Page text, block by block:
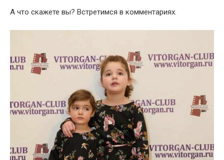
А что скажете вы? Встретимся в комментариях.